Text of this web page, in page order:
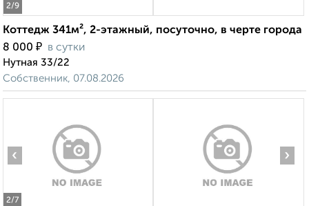
2/9
Коттедж 341м², 2-этажный, посуточно, в черте города
8 000 ₽ в сутки
Нутная 33/22
Собственник, 07.08.2026
2/7
‹ ›